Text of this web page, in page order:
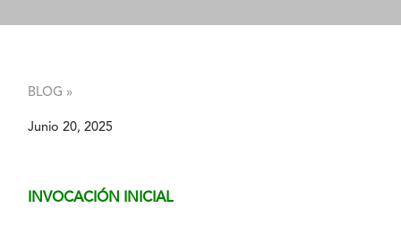
BLOG »
Junio 20, 2025
INVOCACIÓN INICIAL